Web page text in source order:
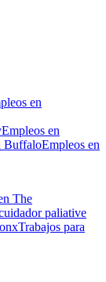
en
Empleos en
BuffaloEmpleos en
The
paliative
Trabajos para